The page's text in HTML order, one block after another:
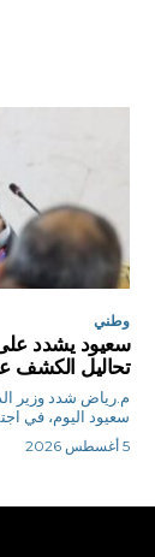
وطني
سعيود يشدد على
تحاليل الكشف
م.رياض شدد
سعيود اليوم، في
5 أغسطس 2026